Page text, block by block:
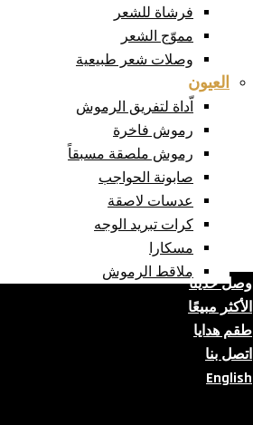
فرشاة للشعر
مموّج الشعر
وصلات شعر طبيعية
العيون
اّداة لتفريق الرموش
رموش فاخرة
رموش ملصقة مسبقاً
صابونة الحواجب
عدسات لاصقة
كرات تبريد الوجه
مسكارا
ملاقط الرموش
وصل حديثا
الأكثر مبيعًا
طقم هدايا
اتصل بنا
English